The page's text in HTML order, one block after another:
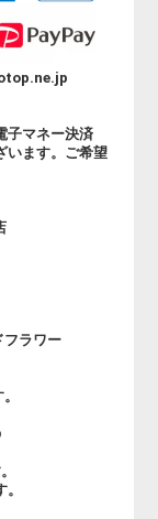
子マネー決済
います。ご希望
フラワー